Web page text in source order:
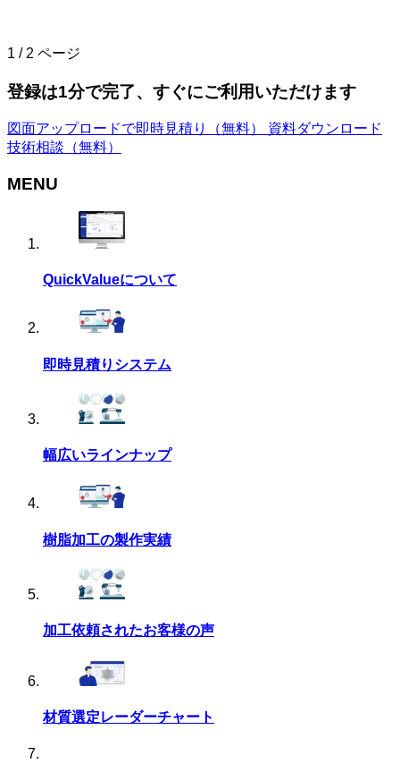
1 / 2 ページ
登録は1分で完了、すぐにご利用いただけます
図面アップロードで即時見積り （無料）
資料ダウンロード
技術相談 （無料）
MENU
QuickValueについて
即時見積り システム
幅広いラインナップ
樹脂加工の製作実績
加工依頼されたお客様の声
材質選定レーダーチャート